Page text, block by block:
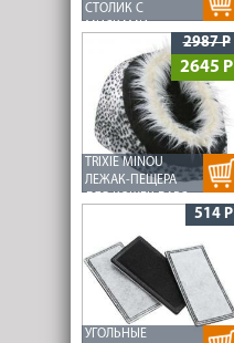
СТОЛИК С
(ДЕРЕВО/КЕРАМИКА,2987 Р
2645 Р
TRIXIE MINOU
ЛЕЖАК-ПЕЩЕРА
514 Р
УГОЛЬНЫЕ